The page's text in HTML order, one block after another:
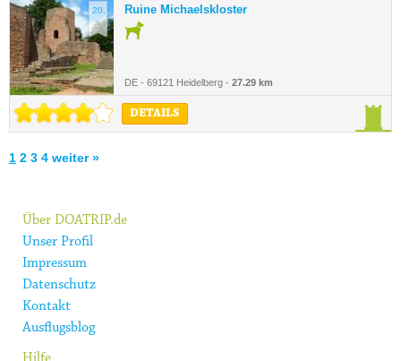
20. Ruine Michaelskloster
DE - 69121 Heidelberg - 27.29 km
DETAILS
1 2 3 4 weiter »
Über DOATRIP.de
Unser Profil
Impressum
Datenschutz
Kontakt
Ausflugsblog